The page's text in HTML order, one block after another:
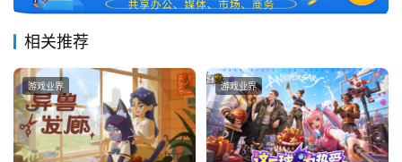
接
会
上
海
站
相关推荐
游戏业界 游戏业界